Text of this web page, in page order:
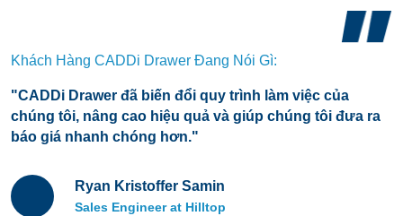
Khách Hàng CADDi Drawer Đang Nói Gì:
"CADDi Drawer đã biến đổi quy trình làm việc của
chúng tôi, nâng cao hiệu quả và giúp chúng tôi đưa ra
báo giá nhanh chóng hơn."
Ryan Kristoffer Samin
Sales Engineer at Hilltop